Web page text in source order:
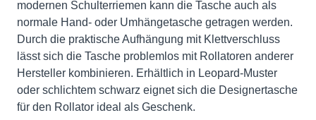
modernen Schulterriemen kann die Tasche auch als
normale Hand- oder Umhängetasche getragen werden.
Durch die praktische Aufhängung mit Klettverschluss
lässt sich die Tasche problemlos mit Rollatoren anderer
Hersteller kombinieren. Erhältlich in Leopard-Muster
oder schlichtem schwarz eignet sich die Designertasche
für den Rollator ideal als Geschenk.